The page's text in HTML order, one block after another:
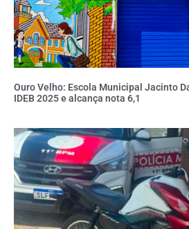
Ouro Velho: Escola Municipal Jacinto
IDEB 2025 e alcança nota 6,1